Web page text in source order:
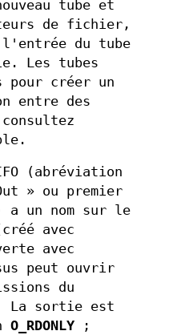
tube et
de fichier,
du tube
Les tubes
créer un
entre des
(abréviation
» ou premier
un nom sur le
avec
avec
peut ouvrir
du
sortie est
O_RDONLY ;